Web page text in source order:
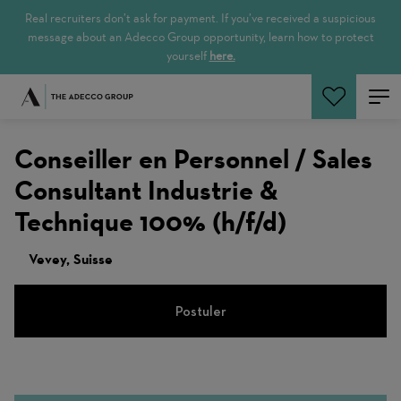
Real recruiters don’t ask for payment. If you’ve received a suspicious
message about an Adecco Group opportunity, learn how to protect
yourself here.
Rechercher
Conseiller en Personnel / Sales
Consultant Industrie &
Technique 100% (h/f/d)
Vevey, Suisse
Postuler